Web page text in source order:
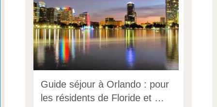
Guide séjour à Orlando : pour
les résidents de Floride et …